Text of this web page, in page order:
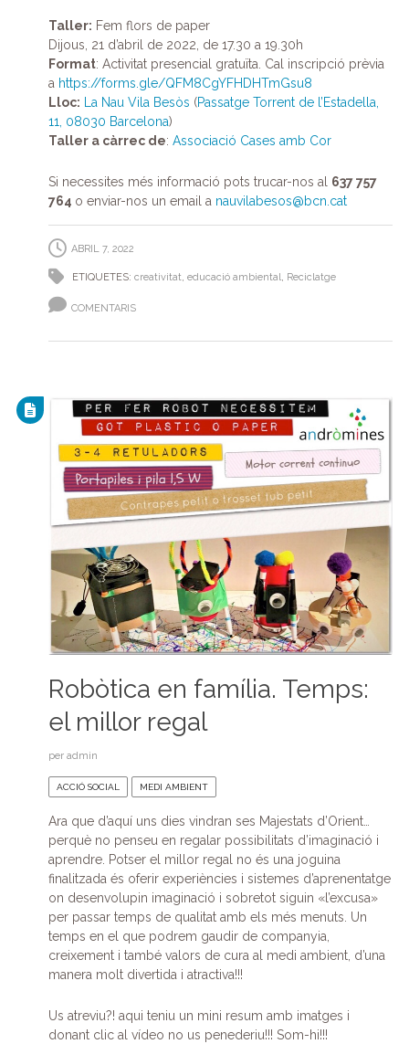
Taller: Fem flors de paper
Dijous, 21 d’abril de 2022, de 17.30 a 19.30h
Format: Activitat presencial gratuïta. Cal inscripció prèvia
a https://forms.gle/QFM8CgYFHDHTmGsu8
Lloc: La Nau Vila Besòs (Passatge Torrent de l’Estadella,
11, 08030 Barcelona)
Taller a càrrec de: Associació Cases amb Cor
Si necessites més informació pots trucar-nos al 637 757
764 o enviar-nos un email a nauvilabesos@bcn.cat
ABRIL 7, 2022
ETIQUETES: creativitat, educació ambiental, Reciclatge
COMENTARIS
Robòtica en família. Temps:
el millor regal
per admin
ACCIÓ SOCIAL MEDI AMBIENT
Ara que d’aquí uns dies vindran ses Majestats d’Orient…
perquè no penseu en regalar possibilitats d’imaginació i
aprendre. Potser el millor regal no és una joguina
finalitzada és oferir experiències i sistemes d’aprenentatge
on desenvolupin imaginació i sobretot siguin «l’excusa»
per passar temps de qualitat amb els més menuts. Un
temps en el que podrem gaudir de companyia,
creixement i també valors de cura al medi ambient, d’una
manera molt divertida i atractiva!!!
Us atreviu?! aqui teniu un mini resum amb imatges i
donant clic al vídeo no us penederiu!!! Som-hi!!!